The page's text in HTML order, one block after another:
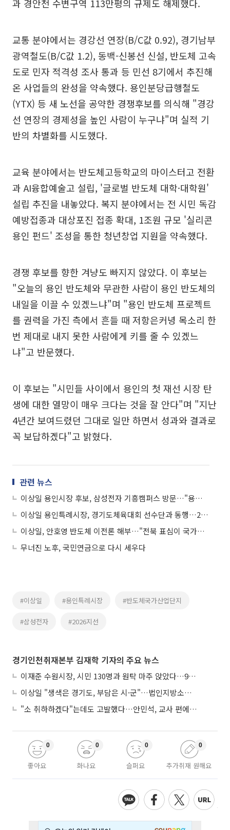
과 경안천 수변구역 113만평의 규제도 해제했다.
교통 분야에서는 경강선 연장(B/C값 0.92), 경기남부
광역철도(B/C값 1.2), 동백-신봉선 신설, 반도체 고속
도로 민자 적격성 조사 통과 등 민선 8기에서 추진해
온 사업들의 완성을 약속했다. 용인분당급행철도
(YTX) 등 새 노선을 공약한 경쟁후보를 의식해 "경강
선 연장의 경제성을 높인 사람이 누구냐"며 실적 기
반의 차별화를 시도했다.
교육 분야에서는 반도체고등학교의 마이스터고 전환
과 AI융합예술고 설립, '글로벌 반도체 대학·대학원'
설립 추진을 내놓았다. 복지 분야에서는 전 시민 독감
예방접종과 대상포진 접종 확대, 1조원 규모 '실리콘
용인 펀드' 조성을 통한 청년창업 지원을 약속했다.
경쟁 후보를 향한 겨냥도 빠지지 않았다. 이 후보는
"오늘의 용인 반도체와 무관한 사람이 용인 반도체의
내일을 이끌 수 있겠느냐"며 "용인 반도체 프로젝트
를 권력을 가진 측에서 흔들 때 저항은커녕 목소리 한
번 제대로 내지 못한 사람에게 키를 줄 수 있겠느
냐"고 반문했다.
이 후보는 "시민들 사이에서 용인의 첫 재선 시장 탄
생에 대한 열망이 매우 크다는 것을 잘 안다"며 "지난
4년간 보여드렸던 그대로 일만 하면서 성과와 결과로
꼭 보답하겠다"고 밝혔다.
관련 뉴스
이상일 용인시장 후보, 삼성전자 기흥캠퍼스 방문…"용인 국가산단 정상 추진돼야"
이상일 용인특례시장, 경기도체육대회 선수단과 동행…26개 종목 485명 총력전
이상일, 안호영 반도체 이전론 해부…"전북 표심이 국가산업 볼모 잡았다"
무너진 노후, 국민연금으로 다시 세우다
#이상일 #용인특례시장 #반도체국가산업단지
#삼성전자 #2026지선
경기인천취재본부 김재학 기자의 주요 뉴스
이재준 수원시장, 시민 130명과 원탁 마주 앉았다…9월 비전선포 마지막 관문
이상일 "생색은 경기도, 부담은 시·군"…법인지방소득세 공동세원화 직격
"소 취하하겠다"는데도 고발했다…안민석, 교사 편에서 물러서지 않았다
좋아요
0
화나요
0
슬퍼요
0
추가취재 원해요
0